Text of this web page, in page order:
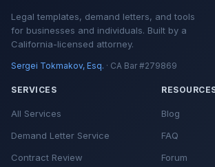
Legal templates, demand letters, and tools
for businesses and individuals. Built by a
California-licensed attorney.
Sergei Tokmakov, Esq. · CA Bar #279869
SERVICES
All Services
Demand Letter Service
Contract Review
Blog
FAQ
Forum